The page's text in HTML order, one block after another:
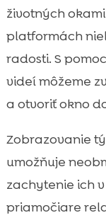
životných
platformách
radosti. S
videí môžeme
a otvoriť okno
Zobrazovanie
umožňuje
zachytenie ich
priamočiare